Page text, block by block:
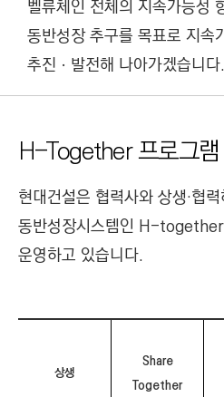
벨류체인 전체의 지속가능성
동반성장 추구를 목표로 지속
추진ㆍ발전해 나아가겠습니다.
H–Together 프로그램
현대건설은 협력사와 상생·협
동반성장시스템인 H-
운영하고 있습니다.
상생
Share
Together